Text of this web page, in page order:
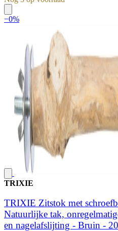
−0%
TRIXIE
TRIXIE Zitstok met
Natuurlijke tak,
en nagelafslijting - Bruin -